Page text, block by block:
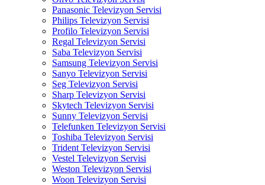
Panasonic Televizyon Servisi
Philips Televizyon Servisi
Profilo Televizyon Servisi
Regal Televizyon Servisi
Saba Televizyon Servisi
Samsung Televizyon Servisi
Sanyo Televizyon Servisi
Seg Televizyon Servisi
Sharp Televizyon Servisi
Skytech Televizyon Servisi
Sunny Televizyon Servisi
Telefunken Televizyon Servisi
Toshiba Televizyon Servisi
Trident Televizyon Servisi
Vestel Televizyon Servisi
Weston Televizyon Servisi
Woon Televizyon Servisi